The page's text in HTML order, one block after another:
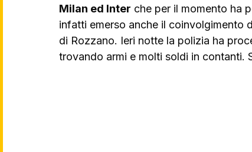
Milan ed Inter che per il momento ha
infatti emerso anche il coinvolgimento
di Rozzano. Ieri notte la polizia ha
trovando armi e molti soldi in contanti.